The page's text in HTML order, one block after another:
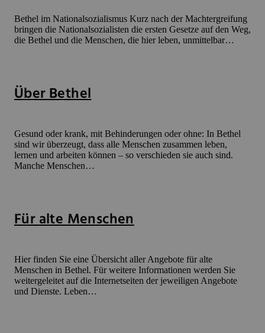
Bethel im National­sozialismus Kurz nach der Machtergreifung
bringen die Nationalsozialisten die ersten Gesetze auf den Weg,
die Bethel und die Menschen, die hier leben, unmittelbar…
Über Bethel
Gesund oder krank, mit Behinderungen oder ohne: In Bethel
sind wir überzeugt, dass alle Menschen zusammen leben,
lernen und arbeiten können – so verschieden sie auch sind.
Manche Menschen…
Für alte Menschen
Hier finden Sie eine Übersicht aller Angebote für alte
Menschen in Bethel. Für weitere Informationen werden Sie
weitergeleitet auf die Internetseiten der jeweiligen Angebote
und Dienste. Leben…